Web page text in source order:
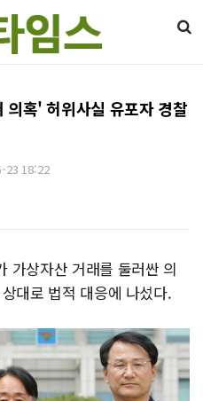
혹' 허위사실 유포자 경찰
23 18:22
가상자산 거래를 둘러싼 의
대로 법적 대응에 나섰다.